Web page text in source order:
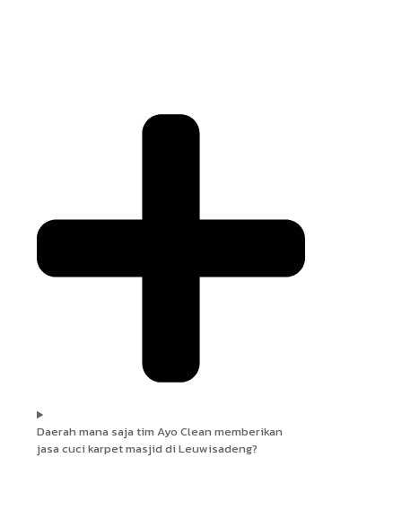
Daerah mana saja tim Ayo Clean memberikan
jasa cuci karpet masjid di Leuwisadeng?